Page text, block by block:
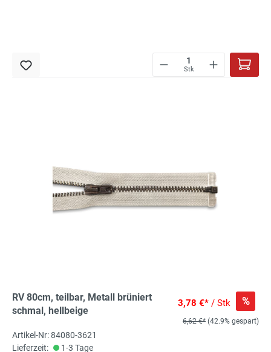
Stk
RV 80cm, teilbar, Metall brüniert
schmal, hellbeige
3,78 €* / Stk %
6,62 €* (42.9% gespart)
Artikel-Nr: 84080-3621
Lieferzeit:
1-3 Tage